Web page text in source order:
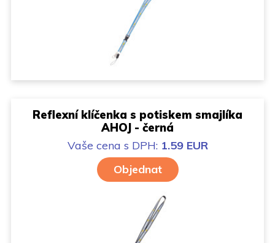
Reflexní klíčenka s potiskem smajlíka
AHOJ - černá
Vaše cena s DPH: 1.59 EUR
Objednat